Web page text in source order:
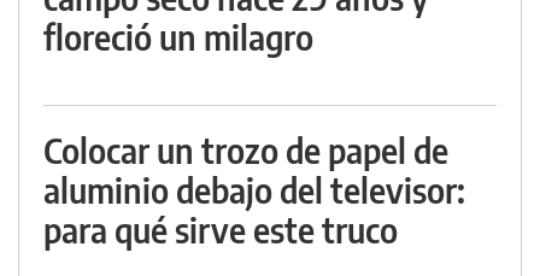
floreció un milagro
Colocar un trozo de papel de
aluminio debajo del televisor:
para qué sirve este truco